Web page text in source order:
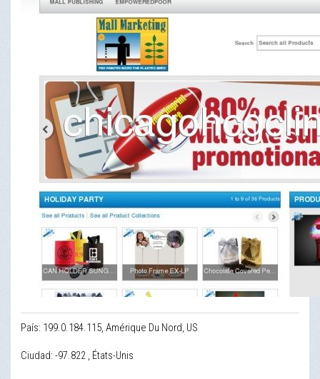
País: 199.0.184.115, Amérique Du Nord, US
Ciudad: -97.822 , États-Unis